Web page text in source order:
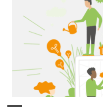
Transition énergétique
Espace Conseil
Matheysine
Certificats
Logement